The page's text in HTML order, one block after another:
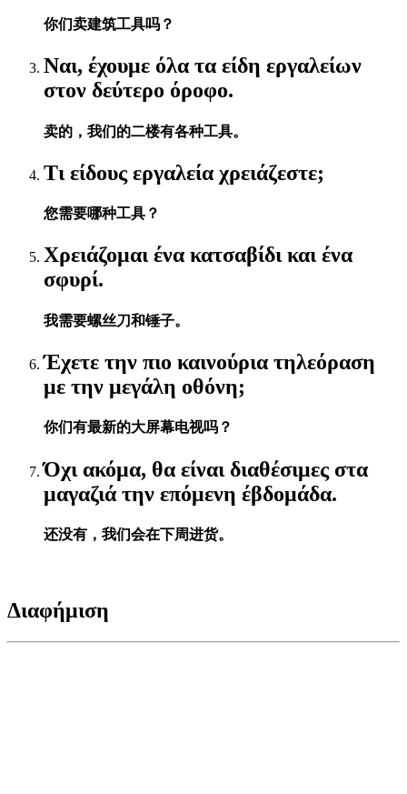
你们卖建筑工具吗？
Ναι, έχουμε όλα τα είδη εργαλείων
στον δεύτερο όροφο.
卖的，我们的二楼有各种工具。
Τι είδους εργαλεία χρειάζεστε;
您需要哪种工具？
Χρειάζομαι ένα κατσαβίδι και ένα
σφυρί.
我需要螺丝刀和锤子。
Έχετε την πιο καινούρια τηλεόραση
με την μεγάλη οθόνη;
你们有最新的大屏幕电视吗？
Όχι ακόμα, θα είναι διαθέσιμες στα
μαγαζιά την επόμενη έβδομάδα.
还没有，我们会在下周进货。
Διαφήμιση